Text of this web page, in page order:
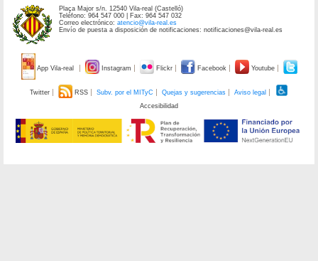
Plaça Major s/n. 12540 Vila-real (Castelló)
Teléfono: 964 547 000 | Fax: 964 547 032
Correo electrónico:atencio@vila-real.es
Envío de puesta a disposición de notificaciones: notificaciones@vila-real.es
App Vila-real Instagram Flickr Facebook Youtube
Twitter RSS Subv. por el MITyC Quejas y sugerencias
Aviso legal
Accesibilidad